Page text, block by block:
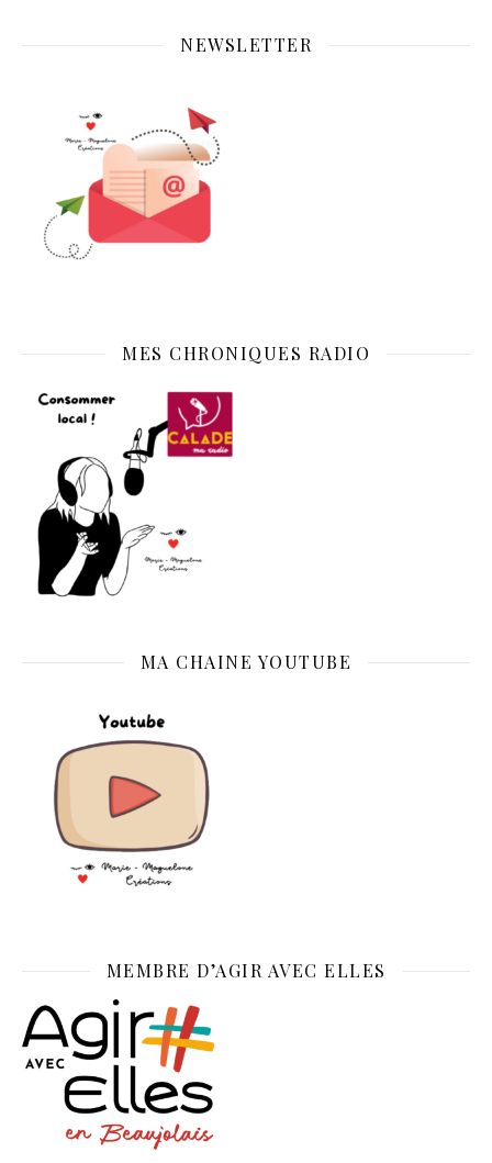
NEWSLETTER
MES CHRONIQUES RADIO
MA CHAINE YOUTUBE
MEMBRE D’AGIR AVEC ELLES